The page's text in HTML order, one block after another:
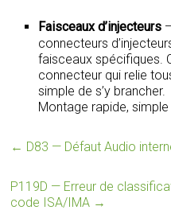
Faisceaux d’injecteurs
connecteurs
faisceaux spécifiques.
connecteur qui relie
simple de s’y brancher.
Montage rapide,
← D83 — Défaut Audio
P119D — Erreur de
code ISA/IMA →